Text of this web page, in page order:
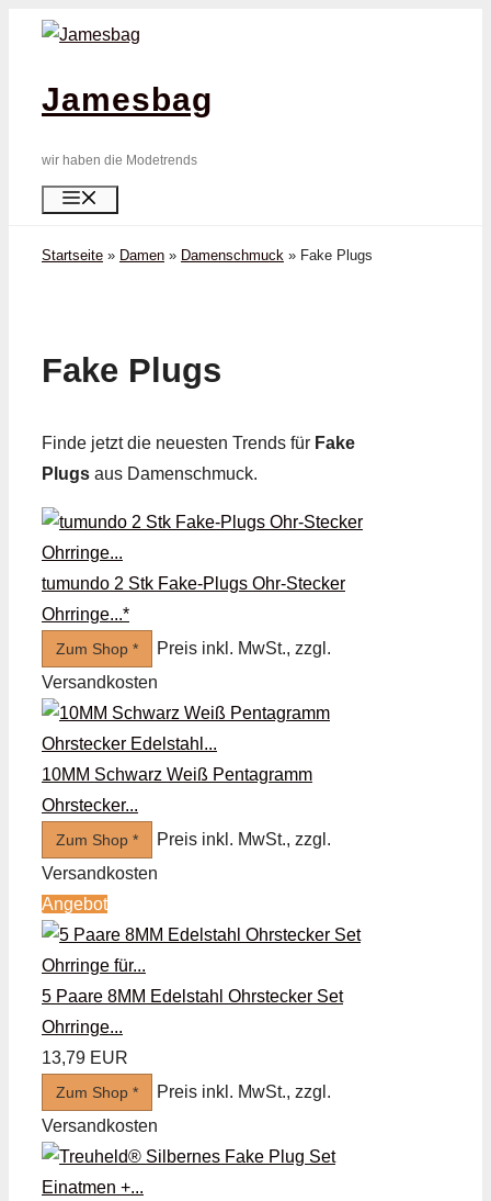
Zum
springenJamesbag
wir haben die Modetrends
Startseite » Damen » Damenschmuck » Fake Plugs
Fake Plugs
Finde jetzt die neuesten Trends für Fake
Plugs aus Damenschmuck.
tumundo 2 Stk Fake-Plugs Ohr-Stecker
Ohrringe...*
Zum Shop *
Preis inkl. MwSt., zzgl.
Versandkosten
10MM Schwarz Weiß Pentagramm
Ohrstecker...
Zum Shop *
Preis inkl. MwSt., zzgl.
Versandkosten
Angebot
5 Paare 8MM Edelstahl Ohrstecker Set
Ohrringe...
13,79 EUR
Zum Shop *
Preis inkl. MwSt., zzgl.
Versandkosten